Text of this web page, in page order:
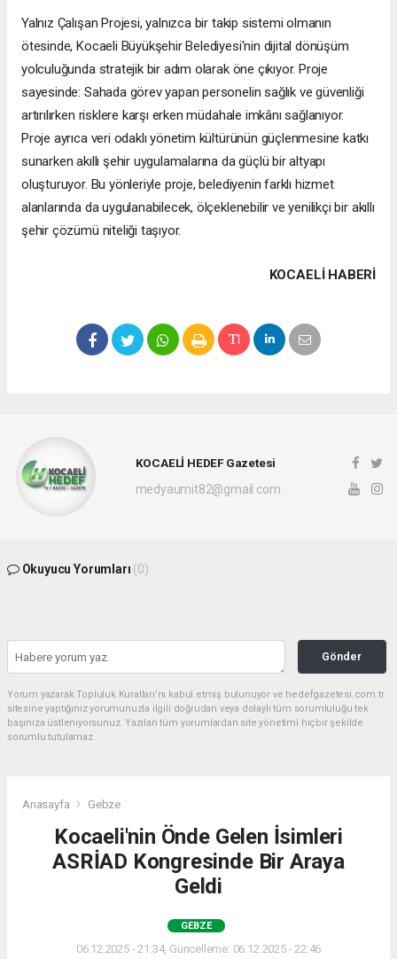
Yalnız Çalışan Projesi, yalnızca bir takip sistemi olmanın
ötesinde, Kocaeli Büyükşehir Belediyesi'nin dijital dönüşüm
yolculuğunda stratejik bir adım olarak öne çıkıyor. Proje
sayesinde: Sahada görev yapan personelin sağlık ve güvenliği
artırılırken risklere karşı erken müdahale imkânı sağlanıyor.
Proje ayrıca veri odaklı yönetim kültürünün güçlenmesine katkı
sunarken akıllı şehir uygulamalarına da güçlü bir altyapı
oluşturuyor. Bu yönleriyle proje, belediyenin farklı hizmet
alanlarında da uygulanabilecek, ölçeklenebilir ve yenilikçi bir akıllı
şehir çözümü niteliği taşıyor.
KOCAELI HABERİ
KOCAELİ HEDEF Gazetesi
medyaumit82@gmail.com
Okuyucu Yorumları (0)
Gönder
Yorum yazarak Topluluk Kuralları’nı kabul etmiş bulunuyor ve hedefgazetesi.com.tr
sitesine yaptığınız yorumunuzla ilgili doğrudan veya dolaylı tüm sorumluluğu tek
başınıza üstleniyorsunuz. Yazılan tüm yorumlardan site yönetimi hiçbir şekilde
sorumlu tutulamaz.
Anasayfa Gebze
Kocaeli'nin Önde Gelen İsimleri
ASRİAD Kongresinde Bir Araya
Geldi
GEBZE
06.12.2025 - 21:34, Güncelleme: 06.12.2025 - 22:46